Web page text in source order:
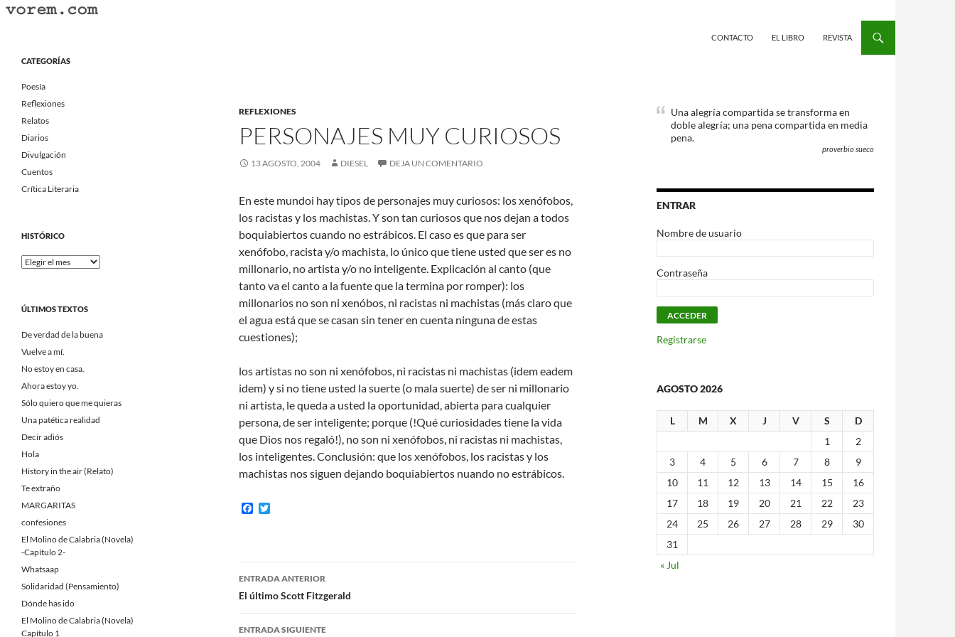
Saltar
CONTACTO EL LIBRO REVISTA
REFLEXIONES
PERSONAJES MUY CURIOSOS
13 AGOSTO, 2004 DIESEL DEJA UN COMENTARIO
En este mundoi hay tipos de personajes muy curiosos: los xenófobos,
los racistas y los machistas. Y son tan curiosos que nos dejan a todos
boquiabiertos cuando no estrábicos. El caso es que para ser
xenófobo, racista y/o machista, lo único que tiene usted que ser es no
millonario, no artista y/o no inteligente. Explicación al canto (que
tanto va el canto a la fuente que la termina por romper): los
millonarios no son ni xenóbos, ni racistas ni machistas (más claro que
el agua está que se casan sin tener en cuenta ninguna de estas
cuestiones);
los artistas no son ni xenófobos, ni racistas ni machistas (idem eadem
idem) y si no tiene usted la suerte (o mala suerte) de ser ni millonario
ni artista, le queda a usted la oportunidad, abierta para cualquier
persona, de ser inteligente; porque (!Qué curiosidades tiene la vida
que Dios nos regaló!), no son ni xenófobos, ni racistas ni machistas,
los inteligentes. Conclusión: que los xenófobos, los racistas y los
machistas nos siguen dejando boquiabiertos nuando no estrábicos.
F
o
o
e
r
Navegación
de
entradas
ENTRADA ANTERIOR
El último Scott Fitzgerald
ENTRADA SIGUIENTE
Una alegría compartida se transforma en
doble alegría; una pena compartida en media
pena.
proverbio sueco
ENTRAR
Nombre de usuario
Contraseña
Registrarse
AGOSTO 2026
L M X J V S
D
1
2
3
4 5 6 7 8
9
10
11 12 13 14 15
16
17
18 19 20 21 22
23
24
25 26 27 28 29
30
31
« Jul
Portal Literario Independiente
CATEGORÍAS
Poesía
Reflexiones
Relatos
Diarios
Divulgación
Cuentos
Crítica Literaria
HISTÓRICO
Histórico
ÚLTIMOS TEXTOS
De verdad de la buena
Vuelve a mí.
No estoy en casa.
Ahora estoy yo.
Sólo quiero que me quieras
Una patética realidad
Decir adiós
Hola
History in the air (Relato)
Te extraño
MARGARITAS
confesiones
El Molino de Calabria (Novela)
-Capítulo 2-
Whatsaap
Solidaridad (Pensamiento)
Dónde has ido
El Molino de Calabria (Novela)
Capítulo 1